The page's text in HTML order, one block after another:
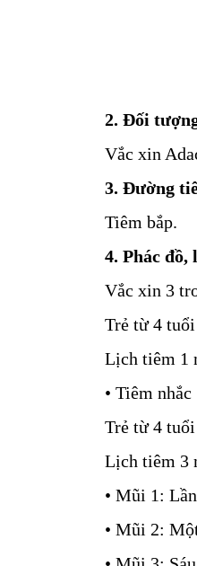
2. Đối
Vắc xin
3. Đường
Tiêm bắp.
4. Phác đồ,
Vắc xin 3
Trẻ từ 4
Lịch tiêm 1
• Tiêm
Trẻ từ 4
Lịch tiêm 3
• Mũi 1:
• Mũi 2: